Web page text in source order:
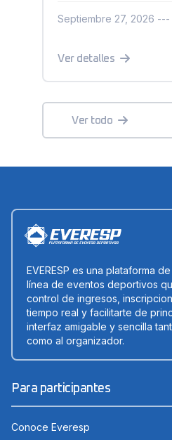
Septiembre 27, 2026
Ver detalles
Ver todo
EVERESP es una plataforma
línea de eventos deportivos
control de ingresos,
tiempo real y facilitarte de
interfaz amigable y sencilla
como al organizador.
Para participantes
Conoce Everesp